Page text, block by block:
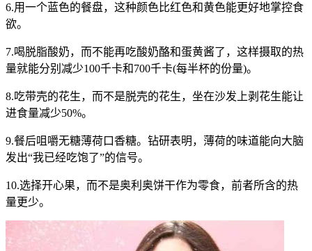
6.用一个蓝色的餐盘，这种颜色比红色和黄色能更好地掌控食
欲。
7.喝脱脂酸奶，而不能再吃酸奶酪和蛋黄酱了，这样摄取的热
量就能分别减少100千卡和700千卡(每半杯的份量)。
8.吃带壳的花生，而不是脱壳的花生，坐在沙发上剥花生能让
进食量减少50%。
9.餐后咀嚼无糖薄荷口香糖。钻研表明，薄荷的味道能向大脑
发出“我已经吃饱了”的信号。
10.选择开心果，而不是奥利奥饼干作为零食，前者所含的热
量更少。